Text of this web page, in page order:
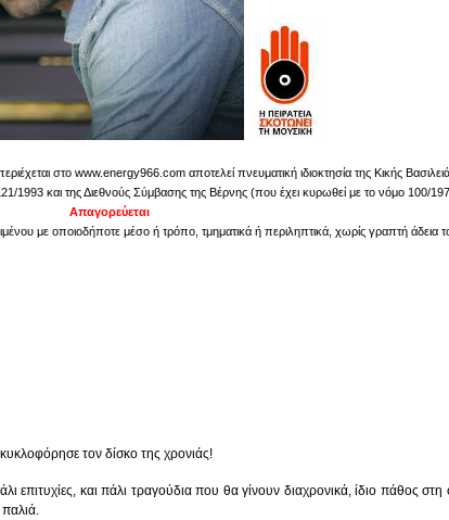
στο www.energy966.com αποτελεί πνευματική ιδιοκτησία της Κικής
1993 και της Διεθνούς Σύμβασης της Βέρνης (που έχει κυρωθεί με το νόμο 100/
Απαγορεύεται
με οποιοδήποτε μέσο ή τρόπο, τμηματικά ή περιληπτικά, χωρίς γραπτή άδεια
τον δίσκο της χρονιάς!
επιτυχίες, και πάλι τραγούδια που θα γίνουν διαχρονικά, ίδιο πάθος